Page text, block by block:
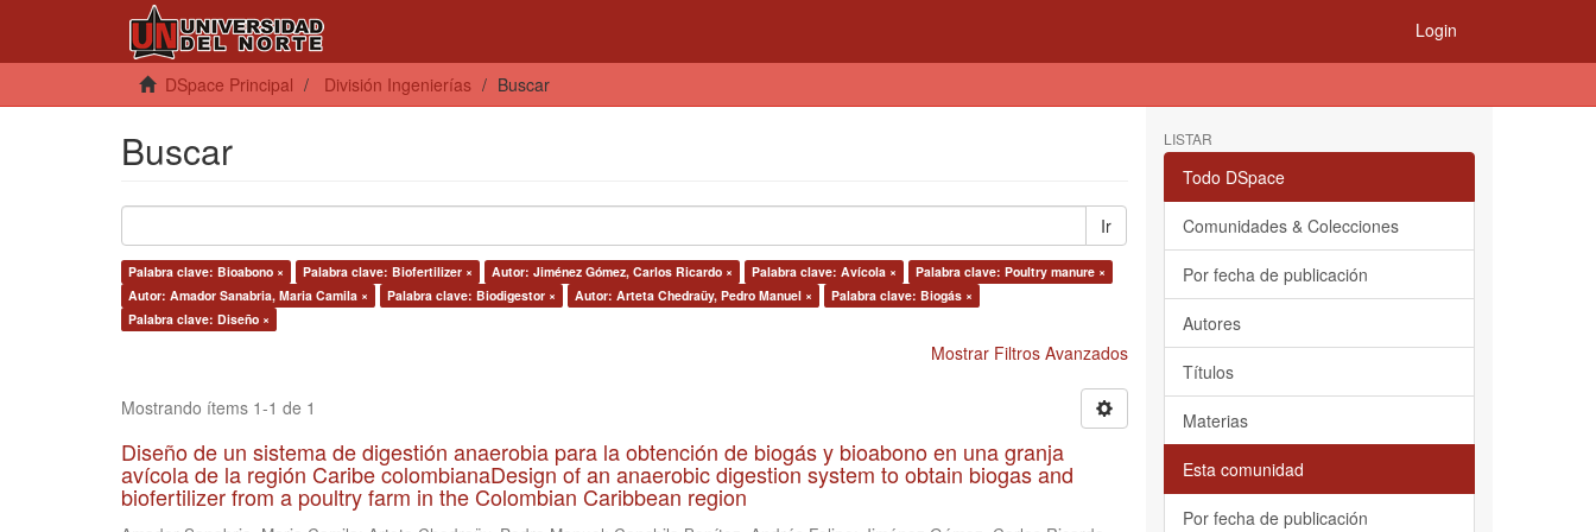
Login
DSpace Principal División Ingenierías Buscar
Buscar
Ir
Palabra clave: Bioabono × Palabra clave: Biofertilizer × Autor: Jiménez Gómez, Carlos Ricardo × Palabra clave: Avícola ×
Palabra clave: Poultry manure ×
Autor: Amador Sanabria, Maria Camila ×
Palabra clave: Biodigestor × Autor: Arteta Chedraüy, Pedro Manuel ×
Palabra clave: Biogás ×
Palabra clave: Diseño ×
Mostrar Filtros Avanzados
Mostrando ítems 1-1 de 1
Diseño de un sistema de digestión anaerobia para la obtención de biogás y bioabono en una granja
avícola de la región Caribe colombianaDesign of an anaerobic digestion system to obtain biogas and
biofertilizer from a poultry farm in the Colombian Caribbean region
LISTAR
Todo DSpace
Comunidades & Colecciones
Por fecha de publicación
Autores
Títulos
Materias
Esta comunidad
Por fecha de publicación